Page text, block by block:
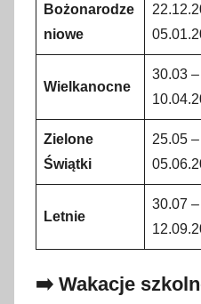
Bożonarodze
niowe
Wielkanocne
30.03 –
Zielone
Świątki
25.05 –
Letnie
30.07 –
➡️ Wakacje